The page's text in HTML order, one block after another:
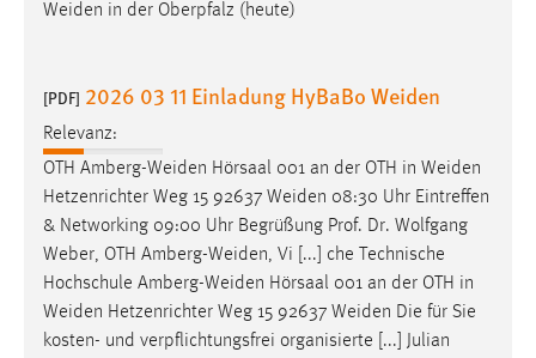
Weiden in der Oberpfalz (heute)
[PDF] 2026 03 11 Einladung HyBaBo Weiden
Relevanz:
OTH Amberg-Weiden Hörsaal 001 an der OTH in Weiden
Hetzenrichter Weg 15 92637 Weiden 08:30 Uhr Eintreffen
& Networking 09:00 Uhr Begrüßung Prof. Dr. Wolfgang
Weber, OTH Amberg-Weiden, Vi [...] che Technische
Hochschule Amberg-Weiden Hörsaal 001 an der OTH in
Weiden Hetzenrichter Weg 15 92637 Weiden Die für Sie
kosten- und verpflichtungsfrei organisierte [...] Julian
Matomo
_pk_ref, _pk_cvar, _pk_id, _pk_ses
Zweck:
Zugriffsstatistik
Cookie Laufzeit:
Max. 13 Monate
MARKETING